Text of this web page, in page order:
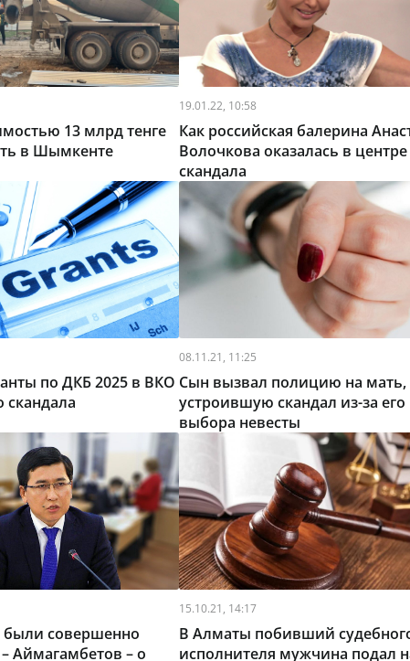
13 млрд тенге
в Шымкенте
19.01.22, 10:58
Как российская балерина
Волочкова оказалась в центре
скандала
по ДКБ 2025 в ВКО
скандала
08.11.21, 11:25
Сын вызвал полицию на мать,
устроившую скандал из-за его
выбора невесты
были совершенно
Аймагамбетов – о
15.10.21, 14:17
В Алматы побивший
исполнителя мужчина подал